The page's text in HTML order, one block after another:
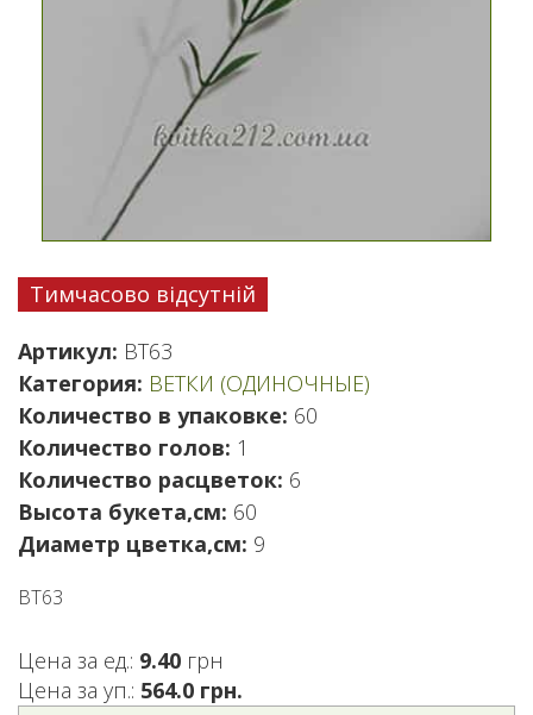
Тимчасово відсутній
Артикул: ВТ63
Категория: ВЕТКИ (ОДИНОЧНЫЕ)
Количество в упаковке: 60
Количество голов: 1
Количество расцветок: 6
Высота букета,см: 60
Диаметр цветка,см: 9
ВТ63
Цена за ед.: 9.40 грн
Цена за уп.: 564.0 грн.